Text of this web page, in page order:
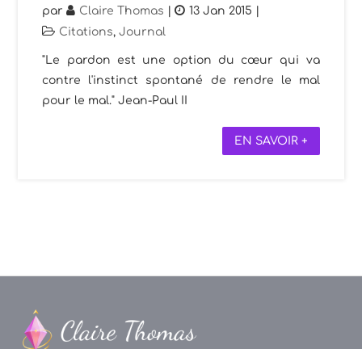
par Claire Thomas | 13 Jan 2015 |
Citations,Journal
"Le pardon est une option du cœur qui va
contre l'instinct spontané de rendre le mal
pour le mal." Jean-Paul II
EN SAVOIR +